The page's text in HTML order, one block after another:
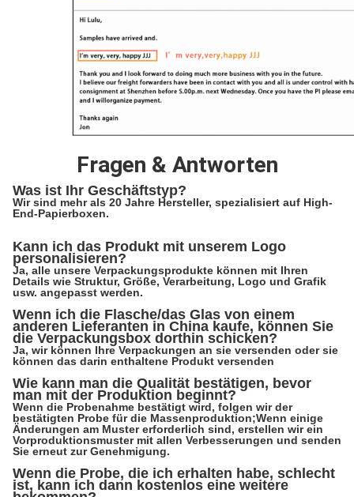
Fragen & Antworten
Was ist Ihr Geschäftstyp?
Wir sind mehr als 20 Jahre Hersteller, spezialisiert auf High-
End-Papierboxen.
Kann ich das Produkt mit unserem Logo
personalisieren?
Ja, alle unsere Verpackungsprodukte können mit Ihren
Details wie Struktur, Größe, Verarbeitung, Logo und Grafik
usw. angepasst werden.
Wenn ich die Flasche/das Glas von einem
anderen Lieferanten in China kaufe, können Sie
die Verpackungsbox dorthin schicken?
Ja, wir können Ihre Verpackungen an sie versenden oder sie
können das darin enthaltene Produkt versenden
Wie kann man die Qualität bestätigen, bevor
man mit der Produktion beginnt?
Wenn die Probenahme bestätigt wird, folgen wir der
bestätigten Probe für die Massenproduktion;Wenn einige
Änderungen am Muster erforderlich sind, erstellen wir ein
Vorproduktionsmuster mit allen Verbesserungen und senden
Sie erneut zur Genehmigung.
Wenn die Probe, die ich erhalten habe, schlecht
ist, kann ich dann kostenlos eine weitere